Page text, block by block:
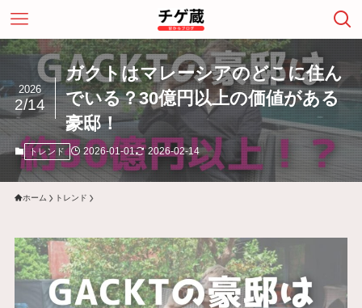
ガクトはマレーシアのどこに住ん
でいる？30億円以上の価値がある
豪邸！
2026
2/14
トレンド 2026-01-01 2026-02-14
ホーム トレンド